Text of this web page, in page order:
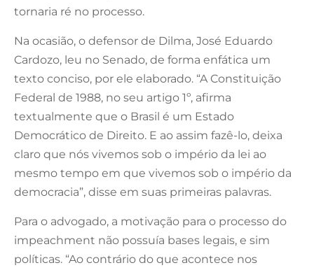
tornaria ré no processo.
Na ocasião, o defensor de Dilma, José Eduardo
Cardozo, leu no Senado, de forma enfática um
texto conciso, por ele elaborado. “A Constituição
Federal de 1988, no seu artigo 1º, afirma
textualmente que o Brasil é um Estado
Democrático de Direito. E ao assim fazê-lo, deixa
claro que nós vivemos sob o império da lei ao
mesmo tempo em que vivemos sob o império da
democracia”, disse em suas primeiras palavras.
Para o advogado, a motivação para o processo do
impeachment não possuía bases legais, e sim
políticas. “Ao contrário do que acontece nos